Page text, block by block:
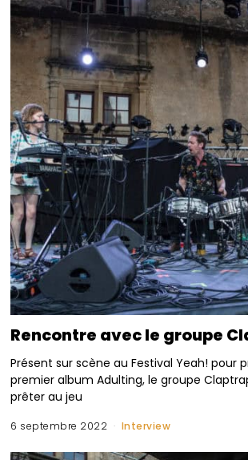
Rencontre avec le groupe
Présent sur scène au Festival Yeah! pour
premier album Adulting, le groupe
prêter au jeu
6 septembre 2022 Interview